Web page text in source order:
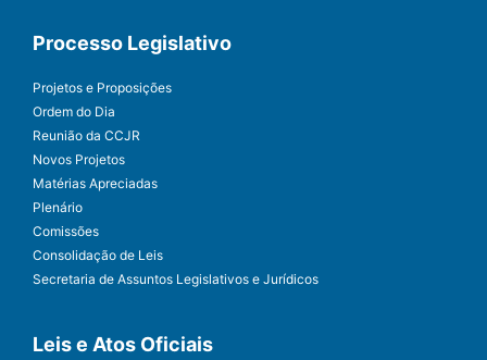
Processo Legislativo
Projetos e Proposições
Ordem do Dia
Reunião da CCJR
Novos Projetos
Matérias Apreciadas
Plenário
Comissões
Consolidação de Leis
Secretaria de Assuntos Legislativos e Jurídicos
Leis e Atos Oficiais